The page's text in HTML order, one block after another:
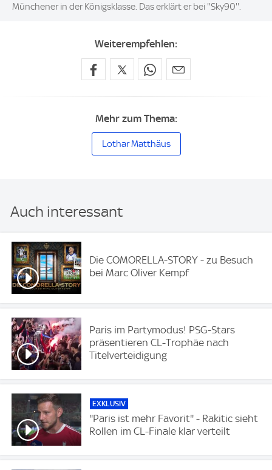
Münchener in der Königsklasse. Das erklärt er bei ''Sky90''.
Weiterempfehlen:
Mehr zum Thema:
Lothar Matthäus
Auch interessant
Die COMORELLA-STORY - zu Besuch
bei Marc Oliver Kempf
Paris im Partymodus! PSG-Stars
präsentieren CL-Trophäe nach
Titelverteidigung
EXKLUSIV
''Paris ist mehr Favorit'' - Rakitic sieht
Rollen im CL-Finale klar verteilt